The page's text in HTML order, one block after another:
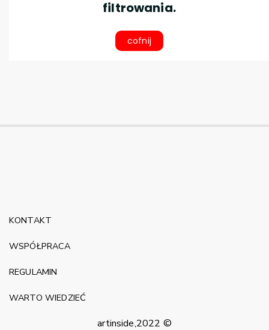
filtrowania.
cofnij
artinside,2022 ©
KONTAKT
WSPÓŁPRACA
REGULAMIN
WARTO WIEDZIEĆ